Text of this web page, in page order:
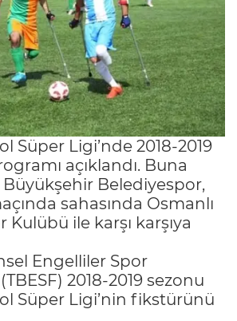
Süper Ligi’nde 2018-2019
açıklandı. Buna
Belediyespor,
sahasında Osmanlı
Kulübü ile karşı karşıya
Engelliler Spor
2018-2019 sezonu
Süper Ligi’nin fikstürünü